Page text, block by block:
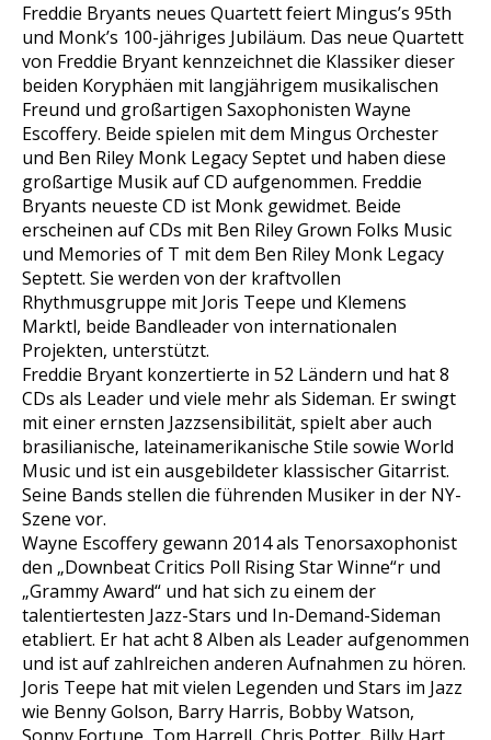
Freddie Bryants neues Quartett feiert Mingus’s 95th
und Monk’s 100-jähriges Jubiläum. Das neue Quartett
von Freddie Bryant kennzeichnet die Klassiker dieser
beiden Koryphäen mit langjährigem musikalischen
Freund und großartigen Saxophonisten Wayne
Escoffery. Beide spielen mit dem Mingus Orchester
und Ben Riley Monk Legacy Septet und haben diese
großartige Musik auf CD aufgenommen. Freddie
Bryants neueste CD ist Monk gewidmet. Beide
erscheinen auf CDs mit Ben Riley Grown Folks Music
und Memories of T mit dem Ben Riley Monk Legacy
Septett. Sie werden von der kraftvollen
Rhythmusgruppe mit Joris Teepe und Klemens
Marktl, beide Bandleader von internationalen
Projekten, unterstützt.
Freddie Bryant konzertierte in 52 Ländern und hat 8
CDs als Leader und viele mehr als Sideman. Er swingt
mit einer ernsten Jazzsensibilität, spielt aber auch
brasilianische, lateinamerikanische Stile sowie World
Music und ist ein ausgebildeter klassischer Gitarrist.
Seine Bands stellen die führenden Musiker in der NY-
Szene vor.
Wayne Escoffery gewann 2014 als Tenorsaxophonist
den „Downbeat Critics Poll Rising Star Winne“r und
„Grammy Award“ und hat sich zu einem der
talentiertesten Jazz-Stars und In-Demand-Sideman
etabliert. Er hat acht 8 Alben als Leader aufgenommen
und ist auf zahlreichen anderen Aufnahmen zu hören.
Joris Teepe hat mit vielen Legenden und Stars im Jazz
wie Benny Golson, Barry Harris, Bobby Watson,